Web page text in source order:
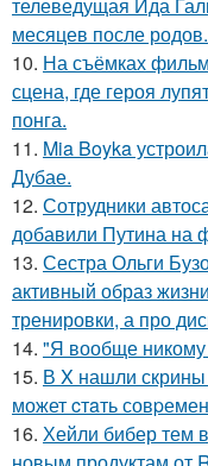
месяцев после родов.
10. На съёмках
сцена, где героя
понга.
11. Mia Boyka
Дубае.
12. Сотрудники
добавили Путина на
13. Сестра Ольги
активный образ
тренировки, а про
14. "Я вообще
15. В X нашли
может cтaть
16. Хейли бибер тем